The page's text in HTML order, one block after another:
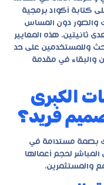
كتابة أكواد برمجية
والصور دون المساس
ثانيتين. هذه المعايير
وللمستخدمين على حد
والبقاء في مقدمة
الكبرى
فريد؟
بصمة مستدامة في
لحجم أعمالها
والمستثمرين.